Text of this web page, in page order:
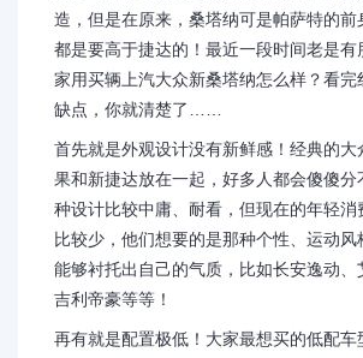
造，但是在原来，桑塔纳可是帕萨特的前
都是要高于捷达的！最近一段时间老是有
家用买辆上汽大众新桑塔纳怎么样？看完
缺点，你就清楚了……
首先就是外观设计没有新鲜感！经典的大
果和新捷达放在一起，好多人都会傻傻分
种设计比较中庸、耐看，但现在的年轻消
比较少，他们想要的是那种个性、运动风
能够衬托出自己的气质，比如长安逸动、
吉利帝豪等等！
再有就是配置极低！大家最想买的低配车